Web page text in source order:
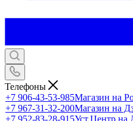
Телефоны
+7 906-43-53-985Магазин на
+7 967-31-32-200Магазин на
+7 952-83-28-915Уст.Центр на